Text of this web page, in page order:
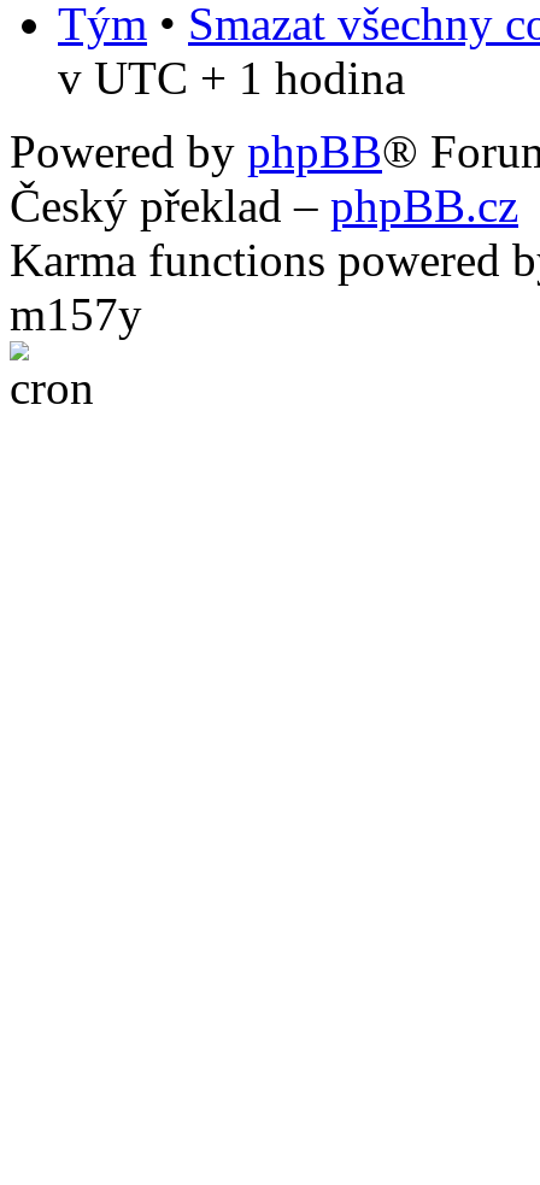
Tým • Smazat všechny
v UTC + 1 hodina
Powered by phpBB®
Český překlad – phpBB.cz
Karma functions powered
m157y